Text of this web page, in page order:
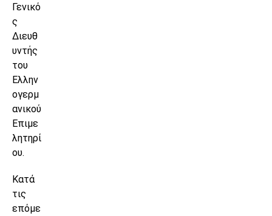
Γενικό
ς
Διευθ
υντής
του
Ελλην
ογερμ
ανικού
Επιμε
λητηρί
ου.
Κατά
τις
επόμε